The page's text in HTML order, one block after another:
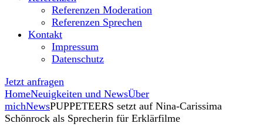
Referenzen Moderation
Referenzen Sprechen
Kontakt
Impressum
Datenschutz
Jetzt anfragen
HomeNeuigkeiten und NewsÜber
michNewsPUPPETEERS setzt auf Nina-Carissima
Schönrock als Sprecherin für Erklärfilme